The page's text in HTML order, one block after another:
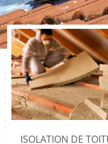
ISOLATION DE